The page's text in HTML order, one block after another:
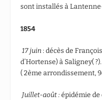
sont installés à
1854
17 juin: décès de
d’Hortense) à Saligney(
( 2ème arrondissement, 9
Juillet-août :épidémie